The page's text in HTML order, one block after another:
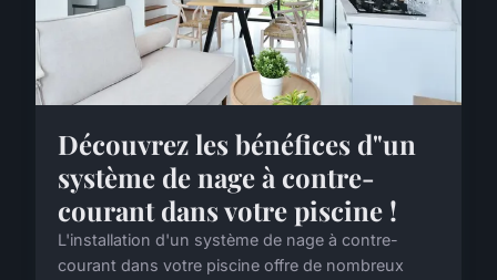
Découvrez les bénéfices d"un
système de nage à contre-
courant dans votre piscine !
L'installation d'un système de nage à contre-
courant dans votre piscine offre de nombreux